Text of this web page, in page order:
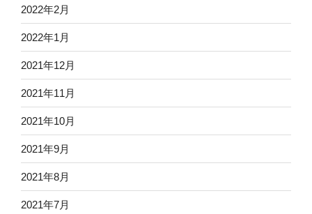
2022年2月
2022年1月
2021年12月
2021年11月
2021年10月
2021年9月
2021年8月
2021年7月